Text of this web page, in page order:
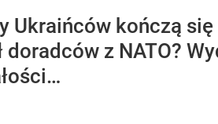
Ukraińców kończą
z NATO?